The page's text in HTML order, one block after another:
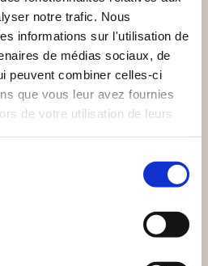
notre trafic. Nous
informations sur l'utilisation de
de médias sociaux, de
peuvent combiner celles-ci
que vous leur avez fournies
de votre utilisation de leurs
(20 avis)
MA VIE À VOIX NUE